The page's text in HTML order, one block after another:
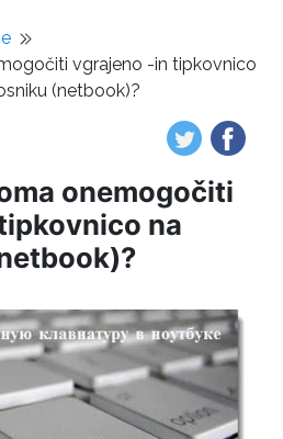
vgrajeno -in tipkovnico
(netbook)?
onemogočiti
na